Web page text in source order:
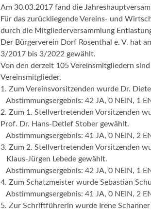
Am 30.03.2017 fand die
Für das zurückliegende Vereins- und
durch die Mitgliederversammlung
Der Bürgerverein Dorf Rosenthal e. V. hat
3/2017 bis 3/2022 gewählt.
Von den derzeit 105 Vereinsmitgliedern
Vereinsmitglieder.
1. Zum Vereinsvorsitzenden wurde Dr.
Abstimmungsergebnis: 42 JA, 0 NEIN, 1
2. Zum 1. Stellvertretenden Vorsitzenden
Prof. Dr. Hans-Detlef Stober gewählt.
Abstimmungsergebnis: 41 JA, 0 NEIN, 2
3. Zum 2. Stellvertretenden Vorsitzenden
Klaus-Jürgen Lebede gewählt.
Abstimmungsergebnis: 42 JA, 0 NEIN, 1
4. Zum Schatzmeister wurde Sebastian
Abstimmungsergebnis: 41 JA, 0 NEIN, 2
5. Zur Schriftführerin wurde Irene